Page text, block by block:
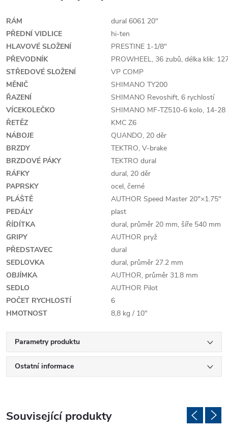
RÁM
dural 6061 20"
PŘEDNÍ VIDLICE
hi-ten
HLAVOVÉ SLOŽENÍ
PRESTINE 1-1/8"
PŘEVODNÍK
PROWHEEL, 36 zubů, délka klik:
STŘEDOVÉ SLOŽENÍ
VP COMP
MĚNIČ
SHIMANO TY200
ŘAZENÍ
SHIMANO Revoshift, 6 rychlostí
VÍCEKOLEČKO
SHIMANO MF-TZ510-6 kolo, 14-28
ŘETĚZ
KMC Z6
NÁBOJE
QUANDO, 20 děr
BRZDY
TEKTRO, V-brake
BRZDOVÉ PÁKY
TEKTRO dural
RÁFKY
dural, 20 děr
PAPRSKY
ocel, černé
PLÁŠTĚ
AUTHOR Speed Master 20"×1.75"
PEDÁLY
plast
ŘÍDÍTKA
dural, průměr 20 mm, šíře 540 mm
GRIPY
AUTHOR pryž
PŘEDSTAVEC
dural
SEDLOVKA
dural, průměr 27.2 mm
OBJÍMKA
AUTHOR, průměr 31.8 mm
SEDLO
AUTHOR Pilot
POČET RYCHLOSTÍ
6
HMOTNOST
8,8 kg / 10"
Parametry produktu
Ostatní informace
Související produkty